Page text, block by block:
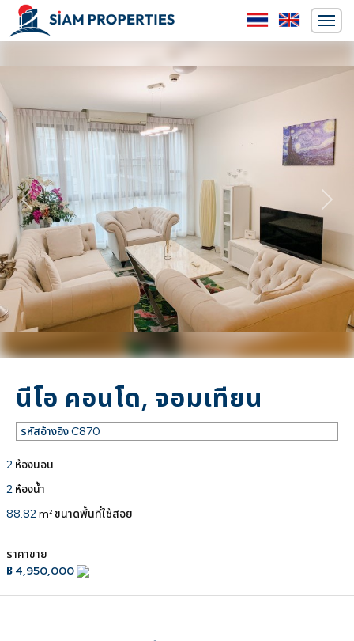
ก่อนหน้า ถัดไป
นีโอ คอนโด, จอมเทียน
รหัสอ้างอิงC870
2 ห้องนอน
2 ห้องน้ำ
88.82m² ขนาดพื้นที่ใช้สอย
ราคาขาย
฿ 4,950,000